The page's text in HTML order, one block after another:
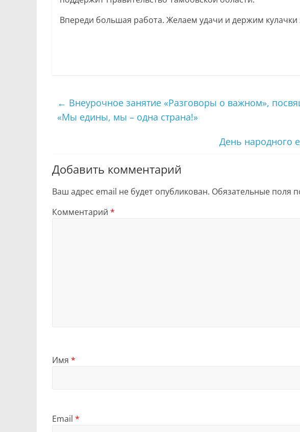
Впереди большая работа. Желаем удачи и держим кулачки
← Внеурочное занятие «Разговоры о важном»,
«Мы едины, мы – одна страна!»
День народного
Добавить комментарий
Ваш адрес email не будет опубликован. Обязательные поля
Комментарий *
Имя *
Email *